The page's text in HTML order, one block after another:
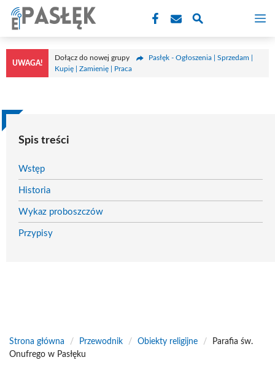
Przejdź
treści
UWAGA!
Dołącz do nowej grupy
Pasłęk - Ogłoszenia | Sprzedam |
Kupię | Zamienię | Praca
Spis treści
Wstęp
Historia
Wykaz proboszczów
Przypisy
Strona główna / Przewodnik / Obiekty religijne /
Parafia św.
Onufrego w Pasłęku